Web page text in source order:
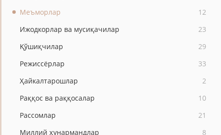
Меъморлар
12
Ижодкорлар ва мусиқачилар
23
Қўшиқчилар
29
Режиссёрлар
33
Ҳайкалтарошлар
2
Раққос ва раққосалар
10
Рассомлар
21
Миллий ҳунармандлар
8